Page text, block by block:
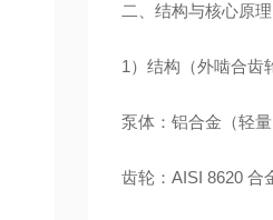
二、结构与核心原理
1）结构（外啮合齿
泵体：铝合金（轻量
齿轮：AISI 8620 合